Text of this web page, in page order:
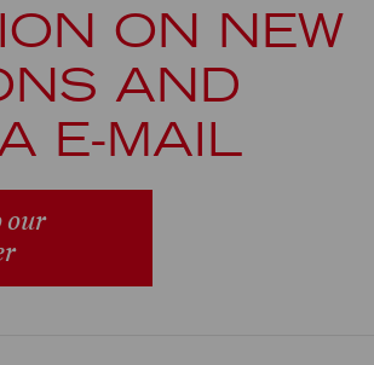
ON NEW
AND
E-MAIL
our